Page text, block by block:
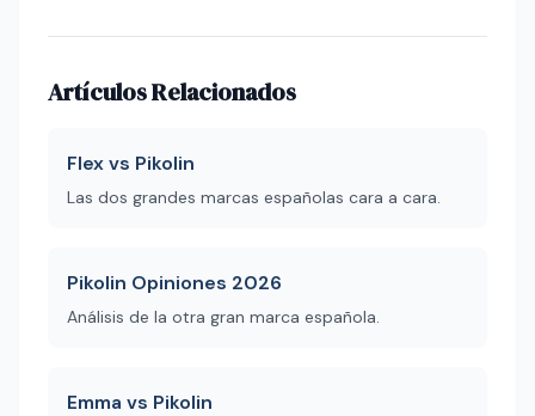
Artículos Relacionados
Flex vs Pikolin
Las dos grandes marcas españolas cara a cara.
Pikolin Opiniones 2026
Análisis de la otra gran marca española.
Emma vs Pikolin